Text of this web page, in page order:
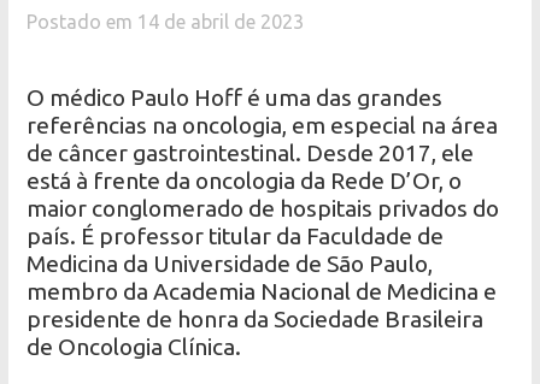
Postado em 14 de abril de 2023
O médico Paulo Hoff é uma das grandes
referências na oncologia, em especial na área
de câncer gastrointestinal. Desde 2017, ele
está à frente da oncologia da Rede D’Or, o
maior conglomerado de hospitais privados do
país. É professor titular da Faculdade de
Medicina da Universidade de São Paulo,
membro da Academia Nacional de Medicina e
presidente de honra da Sociedade Brasileira
de Oncologia Clínica.